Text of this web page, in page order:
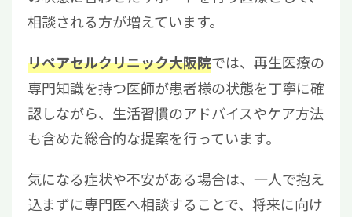
相談される方が増えています。
リペアセルクリニック大阪院では、再生医療の
専門知識を持つ医師が患者様の状態を丁寧に確
認しながら、生活習慣のアドバイスやケア方法
も含めた総合的な提案を行っています。
気になる症状や不安がある場合は、一人で抱え
込まずに専門医へ相談することで、将来に向け